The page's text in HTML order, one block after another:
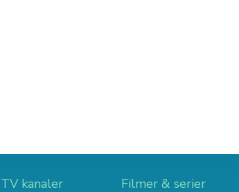
TV kanaler Filmer & serier